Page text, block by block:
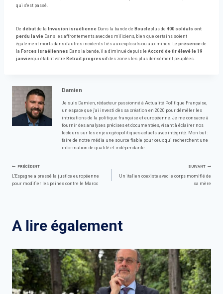
qui s'est passé.
De début de la Invasion israélienne Dans la bande de Boucleplus de 400 soldats ont
perdu la vie Dans les affrontements avec des miliciens, bien que certains soient
également morts dans d'autres incidents liés aux explosifs ou aux mines. Le présence de
la Forces israéliennes Dans la bande, il a diminué depuis le Accord de tir élevé le 19
janvierqui établit votre Retrait progressifdes zones les plus densément peuplées.
Damien
Je suis Damien, rédacteur passionné à Actualité Politique Française,
un espace que j'ai investi dès sa création en 2020 pour démêler les
intrications de la politique française et européenne. Je me consacre à
fournir des analyses précises et documentées, visant à éclairer nos
lecteurs sur les enjeux géopolitiques actuels avec intégrité. Mon but :
faire de notre média une source fiable pour ceux qui recherchent une
information de qualité et indépendante.
Navigation
PRÉCÉDENT
L'Espagne a pressé la justice européenne
pour modifier les peines contre le Maroc
SUIVANT
Un italien coexiste avec le corps momifié de
sa mère
A lire également